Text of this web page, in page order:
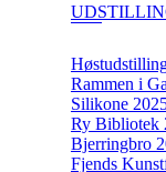
Rammen i
Silikone
Ry Bibliotek
Bjerringbro
Fjends